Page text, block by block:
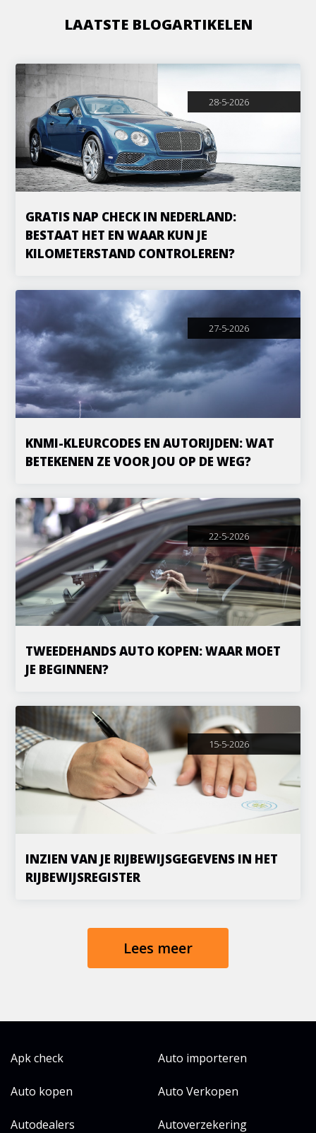
LAATSTE BLOGARTIKELEN
28-5-2026
GRATIS NAP CHECK IN NEDERLAND:
BESTAAT HET EN WAAR KUN JE
KILOMETERSTAND CONTROLEREN?
27-5-2026
KNMI-KLEURCODES EN AUTORIJDEN: WAT
BETEKENEN ZE VOOR JOU OP DE WEG?
22-5-2026
TWEEDEHANDS AUTO KOPEN: WAAR MOET
JE BEGINNEN?
15-5-2026
INZIEN VAN JE RIJBEWIJSGEGEVENS IN HET
RIJBEWIJSREGISTER
Lees meer
Apk check Auto importeren
Auto kopen Auto Verkopen
Autodealers Autoverzekering